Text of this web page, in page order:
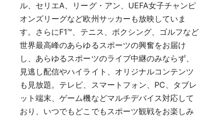
ル、セリエA、リーグ・アン、UEFA女子チャンピ
オンズリーグなど欧州サッカーも放映していま
す。さらにF1™、テニス、ボクシング、ゴルフなど
世界最高峰のあらゆるスポーツの興奮をお届け
し、あらゆるスポーツのライブ中継のみならず、
見逃し配信やハイライト、オリジナルコンテンツ
も見放題。テレビ、スマートフォン、PC、タブレ
ット端末、ゲーム機などマルチデバイス対応して
おり、いつでもどこでもスポーツ観戦をお楽しみ